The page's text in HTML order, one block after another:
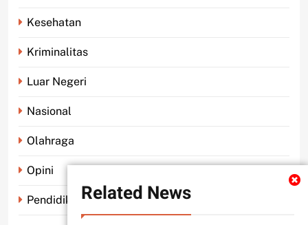
Related News
Kesehatan
Kriminalitas
Luar Negeri
Nasional
Olahraga
Opini
Pendidikan